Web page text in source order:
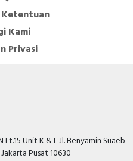
Volt
Kami
Privasi
Lt.15 Unit K & L Jl. Benyamin Suaeb
Pusat 10630